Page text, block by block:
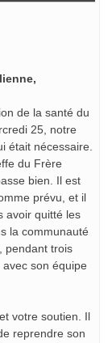
de la santé du
25, notre
était nécessaire.
du Frère
bien. Il est
prévu, et il
avoir quitté les
la communauté
pendant trois
son équipe
votre soutien. Il
reprendre son